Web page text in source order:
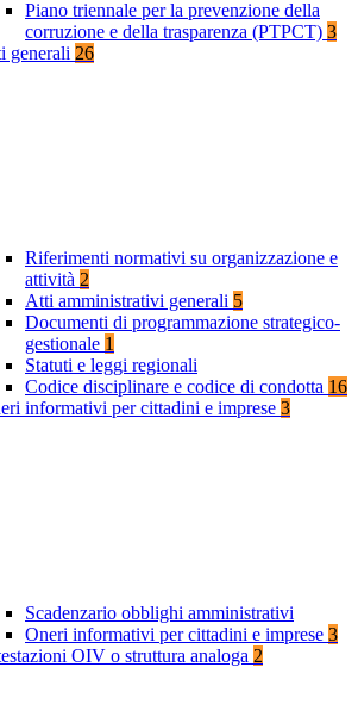
Piano triennale per la prevenzione della
corruzione e della trasparenza (PTPCT) 3
generali 26
Riferimenti normativi su organizzazione e
attività 2
Atti amministrativi generali 5
Documenti di programmazione strategico-
gestionale 1
Statuti e leggi regionali
Codice disciplinare e codice di condotta 16
informativi per cittadini e imprese 3
Scadenzario obblighi amministrativi
Oneri informativi per cittadini e imprese 3
OIV o struttura analoga 2